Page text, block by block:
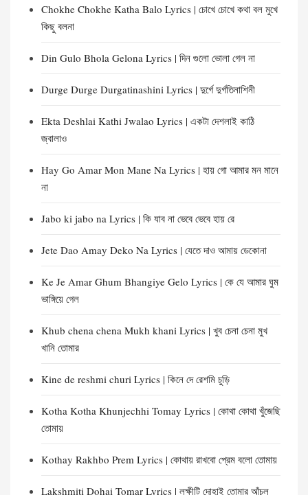
Chokhe Chokhe Katha Balo Lyrics | চোখে চোখে কথা বল মুখে
কিছু বলনা
Din Gulo Bhola Gelona Lyrics | দিন গুলো ভোলা গেল না
Durge Durge Durgatinashini Lyrics | দুর্গে দুর্গতিনাশিনী
Ekta Deshlai Kathi Jwalao Lyrics | একটা দেশলাই কাঠি
জ্বালাও
Hay Go Amar Mon Mane Na Lyrics | হায় গো আমার মন মানে
না
Jabo ki jabo na Lyrics | কি যাব না ভেবে ভেবে হায় রে
Jete Dao Amay Deko Na Lyrics | যেতে দাও আমায় ডেকোনা
Ke Je Amar Ghum Bhangiye Gelo Lyrics | কে যে আমার ঘুম
ভাঙ্গিয়ে গেল
Khub chena chena Mukh khani Lyrics | খুব চেনা চেনা মুখ
খানি তোমার
Kine de reshmi churi Lyrics | কিনে দে রেশমি চুড়ি
Kotha Kotha Khunjechhi Tomay Lyrics | কোথা কোথা খুঁজেছি
তোমায়
Kothay Rakhbo Prem Lyrics | কোথায় রাখবো প্রেম বলো তোমায়
Lakshmiti Dohai Tomar Lyrics | লক্ষীটি দোহাই তোমার আঁচল